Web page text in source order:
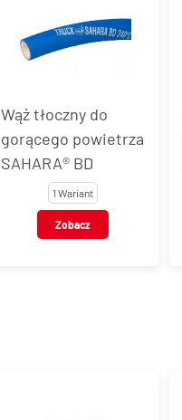
Wąż tłoczny do
gorącego powietrza
SAHARA® BD
1 Wariant
Zobacz